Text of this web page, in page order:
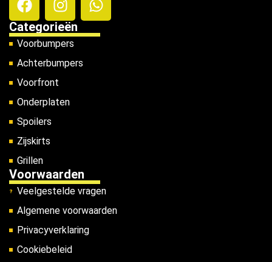
Categorieën
Voorbumpers
Achterbumpers
Voorfront
Onderplaten
Spoilers
Zijskirts
Grillen
Voorwaarden
Veelgestelde vragen
Algemene voorwaarden
Privacyverklaring
Cookiebeleid